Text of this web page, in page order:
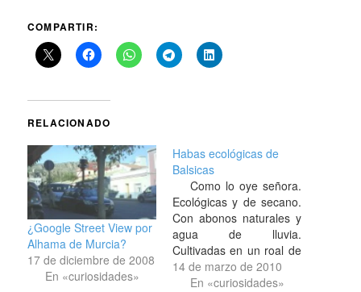
COMPARTIR:
RELACIONADO
¿Google Street View por
Alhama de Murcia?
17 de diciembre de 2008
En «curiosidades»
Habas ecológicas de
Balsicas
Como lo oye señora.
Ecológicas y de secano.
Con abonos naturales y
agua de lluvia.
Cultivadas en un roal de
tierra a las afueras de
Balsicas, que no
14 de marzo de 2010
En «curiosidades»